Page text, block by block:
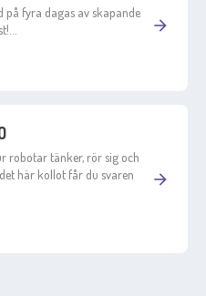
på fyra dagas av skapande
arrow_forward
robotar tänker, rör sig och
här kollot får du svaren
arrow_forward